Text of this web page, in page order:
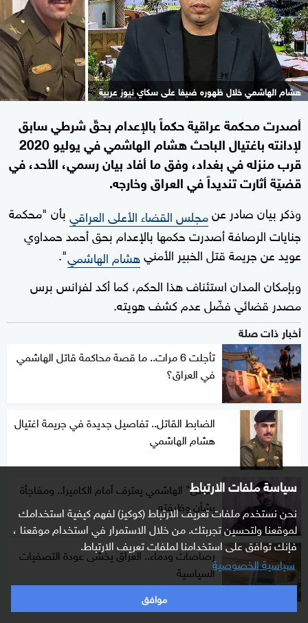
سياسة ملفات الارتباط
نحن نستخدم ملفات تعريف الارتباط (كوكيز) لفهم كيفية استخدامك
لموقعنا ولتحسين تجربتك. من خلال الاستمرار في استخدام موقعنا ،
فإنك توافق على استخدامنا لملفات تعريف الارتباط.
سياسية الخصوصية
موافق
هشام الهاشمي خلال ظهوره ضيفا على سكاي نيوز عربية
أصدرت محكمة عراقية حكماً بالإعدام بحقّ شرطي سابق
لإدانته باغتيال الباحث هشام الهاشمي في يوليو 2020
قرب منزله في بغداد، وفق ما أفاد بيان رسمي، الأحد، في
قضيّة أثارت تنديداً في العراق وخارجه.
وذكر بيان صادر عنمجلس القضاء الأعلى العراقيبأن "محكمة
جنايات الرصافة أصدرت حكمها بالإعدام بحق أحمد حمداوي
عويد عن جريمة قتل الخبير الأمنيهشام الهاشمي".
وبإمكان المدان استئناف هذا الحكم، كما أكد لفرانس برس
مصدر قضائي فضّل عدم كشف هويته.
أخبار ذات صلة
تأجلت 6 مرات.. ما قصة محاكمة قاتل الهاشمي
في العراق؟
الضابط القاتل.. تفاصيل جديدة في جريمة اغتيال
هشام الهاشمي
"قاتل" الهاشمي يعترف أمام الكاميرا.. ومفاجأة
بشأن وظيفته
رصاصات ودماء.. العراق يخشى عودة التصفيات
السياسية